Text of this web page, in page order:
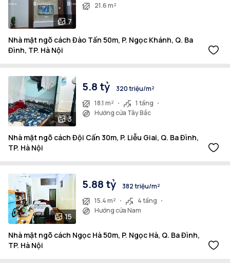
7
21.6 m²
Nhà mặt ngõ cách Đào Tấn 50m, P. Ngọc Khánh, Q. Ba
Đình, TP. Hà Nội
3
5.8 tỷ
320 triệu/m²
18.1 m²
1 tầng
Hướng cửa Tây Bắc
Nhà mặt ngõ cách Đội Cấn 30m, P. Liễu Giai, Q. Ba Đình,
TP. Hà Nội
15
5.88 tỷ
382 triệu/m²
15.4 m²
4 tầng
Hướng cửa Nam
Nhà mặt ngõ cách Ngọc Hà 50m, P. Ngọc Hà, Q. Ba Đình,
TP. Hà Nội